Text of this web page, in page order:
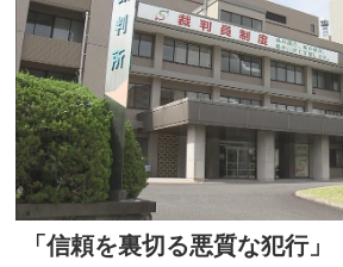
「信頼を裏切る悪質な犯行